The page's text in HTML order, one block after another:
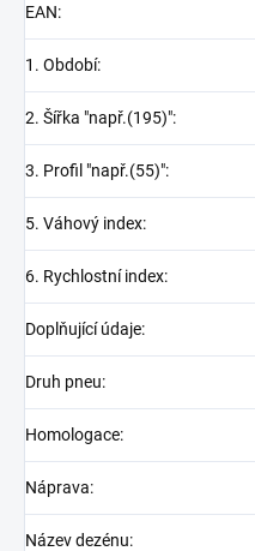
EAN:
1. Období:
2. Šířka "např.(195)":
3. Profil "např.(55)":
5. Váhový index:
6. Rychlostní index:
Doplňující údaje:
Druh pneu:
Homologace:
Náprava:
Název dezénu: